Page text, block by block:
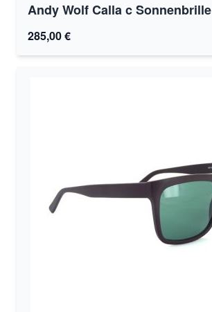
Andy Wolf Calla c Sonnenbrille
285,00 €